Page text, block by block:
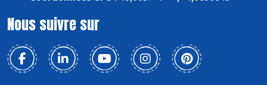
Nous suivre sur